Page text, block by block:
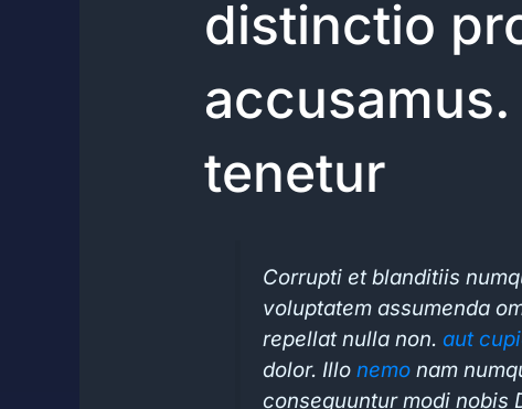
distinctio
tenetur
Corrupti et blanditiis
voluptatem assumenda
repellat nulla non.aut
dolor. Illonemo nam
consequuntur modi nobis